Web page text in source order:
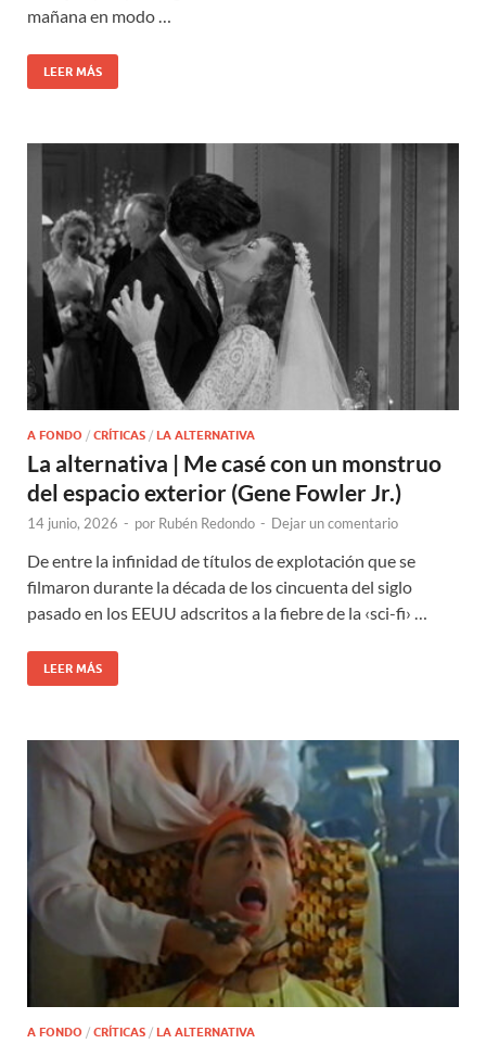
mañana en modo …
LEER MÁS
A FONDO / CRÍTICAS / LA ALTERNATIVA
La alternativa | Me casé con un monstruo
del espacio exterior (Gene Fowler Jr.)
14 junio, 2026 - por Rubén Redondo - Dejar un comentario
De entre la infinidad de títulos de explotación que se
filmaron durante la década de los cincuenta del siglo
pasado en los EEUU adscritos a la fiebre de la ‹sci-fi› …
LEER MÁS
A FONDO / CRÍTICAS / LA ALTERNATIVA